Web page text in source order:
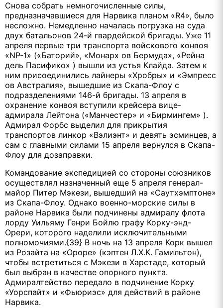
Снова собрать немногочисленные силы,
предназначавшиеся для Нарвика планом «R4», было
несложно. Немедленно началась погрузка на суда
двух батальонов 24-й гвардейской бригады. Уже 11
апреля первые три транспорта войскового конвоя
«NP-1» («Баторий», «Монарх ов Бермуда», «Рейна
дель Пасифико» ) вышли из устья Клайда. Затем к
ним присоединились лайнеры «Хробры» и «Эмпресс
ов Австралия», вышедшие из Скапа-Флоу с
подразделениями 146-й бригады. 13 апреля в
охранение конвоя вступили крейсера вице-
адмирала Лейтона («Манчестер» и «Бирмингем» ).
Адмирал Форбс выделил для прикрытия
транспортов линкор «Вэлиэнт» и девять эсминцев, а
сам с главными силами 15 апреля вернулся в Скапа-
Флоу для дозаправки.
Командование экспедицией со стороны союзников
осуществлял назначенный еще 5 апреля генерал-
майор Питер Мэкези, вышедший на «Саутхэмптоне»
из Скапа-Флоу. Однако военно-морские силы в
районе Нарвика были подчинены адмиралу флота
лорду Уильяму Генри Бойлю графу Корку-энд-
Орери, которого наделили исключительными
полномочиями.{39} В ночь на 13 апреля Корк вышел
из Розайта на «Ороре» (кэптен Л.Х.К. Гамильтон),
чтобы встретиться с Мэкези в Харстаде, который
был выбран в качестве опорного пункта.
Адмиралтейство передало в подчинение Корку
«Уорспайт» и «Фьюриэс» для действий в районе
Нарвика.